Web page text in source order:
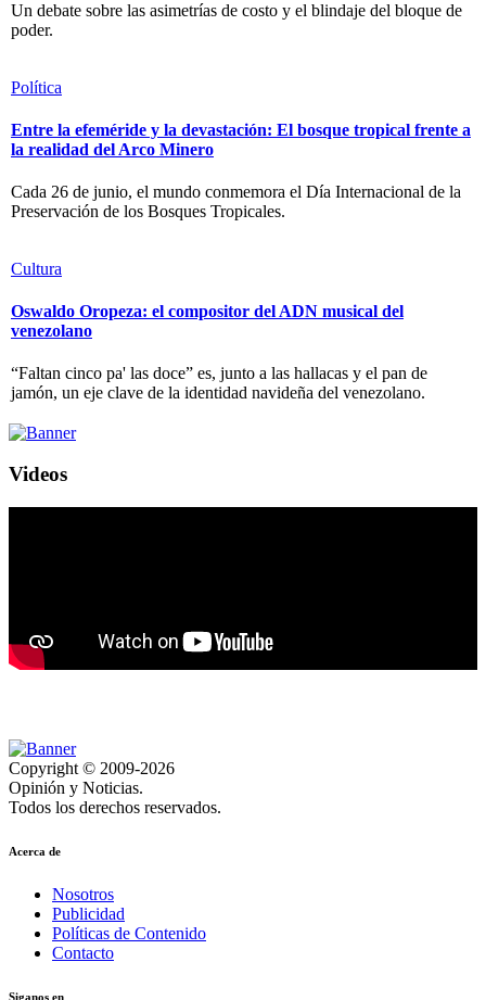
Un debate sobre las asimetrías de costo y el blindaje del bloque de
poder.
Política
Entre la efeméride y la devastación: El bosque tropical frente a
la realidad del Arco Minero
Cada 26 de junio, el mundo conmemora el Día Internacional de la
Preservación de los Bosques Tropicales.
Cultura
Oswaldo Oropeza: el compositor del ADN musical del
venezolano
“Faltan cinco pa' las doce” es, junto a las hallacas y el pan de
jamón, un eje clave de la identidad navideña del venezolano.
Videos
Copyright © 2009-2026
Opinión y Noticias.
Todos los derechos reservados.
Acerca de
Nosotros
Publicidad
Políticas de Contenido
Contacto
Siganos en